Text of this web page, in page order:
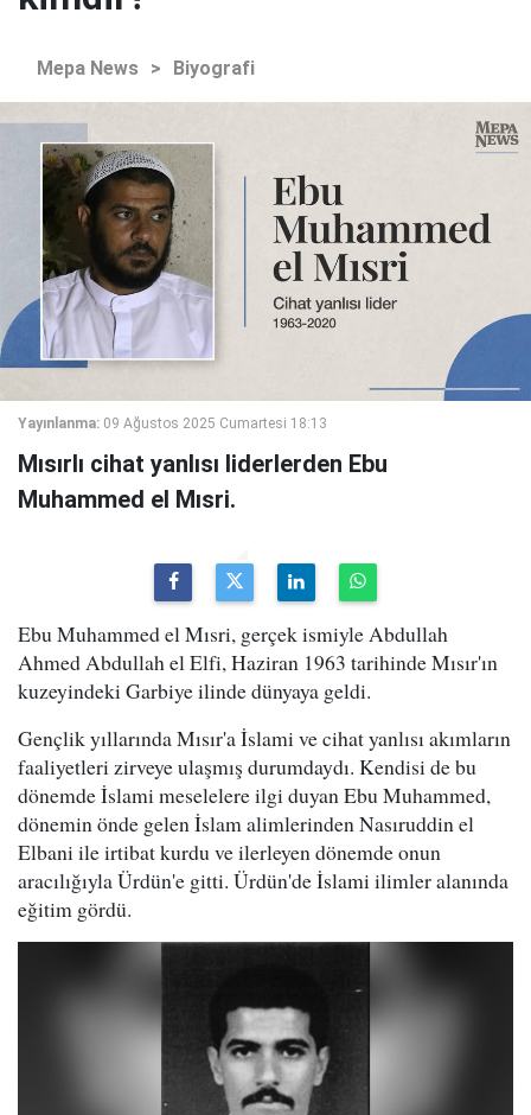
Mepa News > Biyografi
Yayınlanma: 09 Ağustos 2025 Cumartesi 18:13
Mısırlı cihat yanlısı liderlerden Ebu
Muhammed el Mısri.
Ebu Muhammed el Mısri, gerçek ismiyle Abdullah
Ahmed Abdullah el Elfi, Haziran 1963 tarihinde Mısır'ın
kuzeyindeki Garbiye ilinde dünyaya geldi.
Gençlik yıllarında Mısır'a İslami ve cihat yanlısı akımların
faaliyetleri zirveye ulaşmış durumdaydı. Kendisi de bu
dönemde İslami meselelere ilgi duyan Ebu Muhammed,
dönemin önde gelen İslam alimlerinden Nasıruddin el
Elbani ile irtibat kurdu ve ilerleyen dönemde onun
aracılığıyla Ürdün'e gitti. Ürdün'de İslami ilimler alanında
eğitim gördü.